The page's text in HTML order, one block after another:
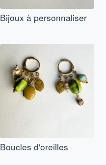
Bijoux à personnaliser
Boucles d'oreilles